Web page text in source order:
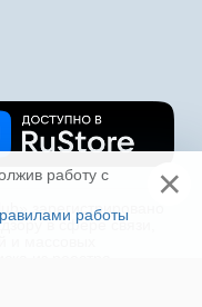
зарегистрировано
в сфере связи,
работу с
работы
×